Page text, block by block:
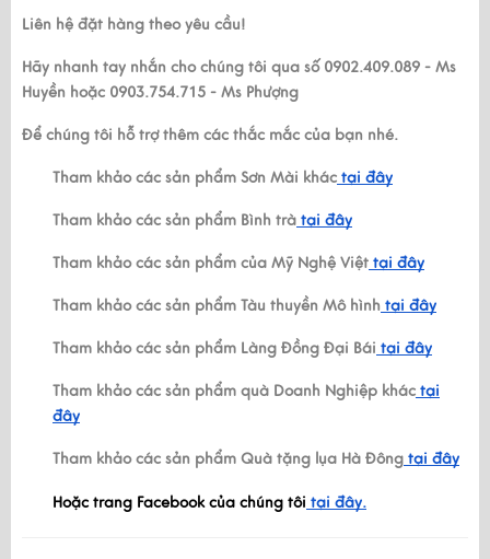
Liên hệ đặt hàng theo yêu cầu!
Hãy nhanh tay nhắn cho chúng tôi qua số 0902.409.089 - Ms
Huyền hoặc 0903.754.715 - Ms Phượng
Để chúng tôi hỗ trợ thêm các thắc mắc của bạn nhé.
Tham khảo các sản phẩm Sơn Mài khác tại đây
Tham khảo các sản phẩm Bình trà tại đây
Tham khảo các sản phẩm của Mỹ Nghệ Việt tại đây
Tham khảo các sản phẩm Tàu thuyền Mô hình tại đây
Tham khảo các sản phẩm Làng Đồng Đại Bái tại đây
Tham khảo các sản phẩm quà Doanh Nghiệp khác tại
đây
Tham khảo các sản phẩm Quà tặng lụa Hà Đông tại đây
Hoặc trang Facebook của chúng tôi tại đây.